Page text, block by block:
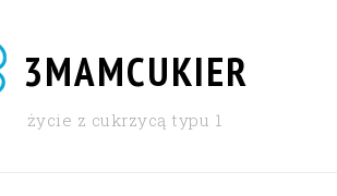
3MAMCUKIER
życie z cukrzycą typu 1